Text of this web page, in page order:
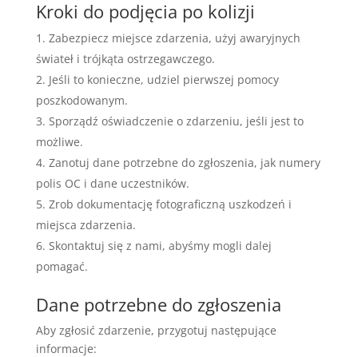
Kroki do podjęcia po kolizji
Zabezpiecz miejsce zdarzenia, użyj awaryjnych
świateł i trójkąta ostrzegawczego.
Jeśli to konieczne, udziel pierwszej pomocy
poszkodowanym.
Sporządź oświadczenie o zdarzeniu, jeśli jest to
możliwe.
Zanotuj dane potrzebne do zgłoszenia, jak numery
polis OC i dane uczestników.
Zrob dokumentację fotograficzną uszkodzeń i
miejsca zdarzenia.
Skontaktuj się z nami, abyśmy mogli dalej
pomagać.
Dane potrzebne do zgłoszenia
Aby zgłosić zdarzenie, przygotuj następujące
informacje: